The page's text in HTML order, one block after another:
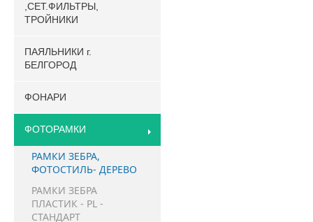
,СЕТ.ФИЛЬТРЫ,
ТРОЙНИКИ
ПАЯЛЬНИКИ г.
БЕЛГОРОД
ФОНАРИ
ФОТОРАМКИ
РАМКИ ЗЕБРА,
ФОТОСТИЛЬ- ДЕРЕВО
РАМКИ ЗЕБРА
ПЛАСТИК - PL -
СТАНДАРТ